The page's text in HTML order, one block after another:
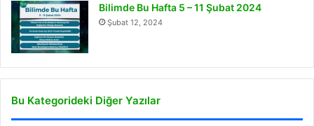
Bilimde Bu Hafta 5 – 11 Şubat 2024
Şubat 12, 2024
Bu Kategorideki Diğer Yazılar